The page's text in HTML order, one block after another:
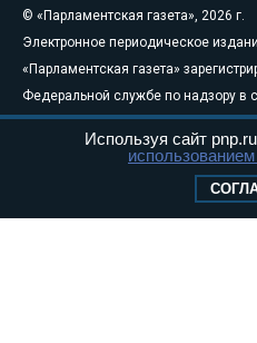
© «Парламентская газета», 2026 г.
Электронное периодическое
«Парламентская газета»
Федеральной службе по надзору в
связи, информационных
массовых коммуникаций
Свидетельство о регистрации Эл
Используя сайт